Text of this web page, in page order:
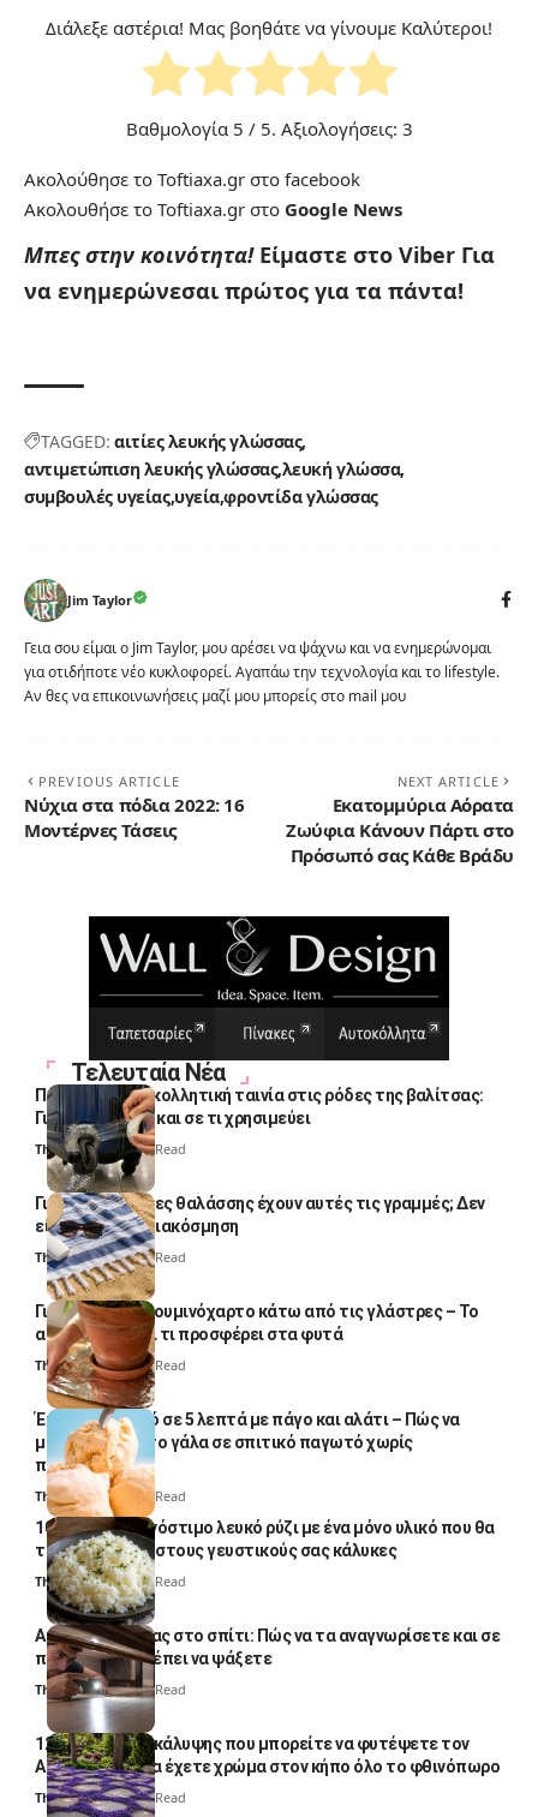
Διάλεξε αστέρια! Μας βοηθάτε να γίνουμε Καλύτεροι!
Βαθμολογία 5 / 5. Αξιολογήσεις: 3
Ακολούθησε το Toftiaxa.gr στο facebook
Ακολουθήσε το Toftiaxa.gr στο Google News
Μπες στην κοινότητα! Είμαστε στο Viber Για
να ενημερώνεσαι πρώτος για τα πάντα!
TAGGED: αιτίες λευκής γλώσσας
αντιμετώπιση λευκής γλώσσαςλευκή γλώσσα
συμβουλές υγείας υγείαφροντίδα γλώσσας
Jim Taylor
Γεια σου είμαι ο Jim Taylor, μου αρέσει να ψάχνω και να ενημερώνομαι
για οτιδήποτε νέο κυκλοφορεί. Αγαπάω την τεχνολογία και το lifestyle.
Αν θες να επικοινωνήσεις μαζί μου μπορείς στο mail μου
PREVIOUS ARTICLE
Νύχια στα πόδια 2022: 16
Μοντέρνες Τάσεις
NEXT ARTICLE
Εκατομμύρια Αόρατα
Ζωύφια Κάνουν Πάρτι στο
Πρόσωπό σας Κάθε Βράδυ
Τελευταία Νέα
Πολλοί βάζουν κολλητική ταινία στις ρόδες της βαλίτσας:
Γιατί το κάνουν και σε τι χρησιμεύει
Thali Ombre4 Min Read
Γιατί οι πετσέτες θαλάσσης έχουν αυτές τις γραμμές; Δεν
είναι μόνο για διακόσμηση
Thali Ombre5 Min Read
Γιατί βάζουν αλουμινόχαρτο κάτω από τις γλάστρες – Το
απλό κόλπο και τι προσφέρει στα φυτά
Thali Ombre4 Min Read
Έτοιμο παγωτό σε 5 λεπτά με πάγο και αλάτι – Πώς να
μετατρέψετε το γάλα σε σπιτικό παγωτό χωρίς
παγωτομηχανή
Thali Ombre 4 Min Read
10 φορές ποιο νόστιμο λευκό ρύζι με ένα μόνο υλικό που θα
το απογειώσει στους γευστικούς σας κάλυκες
Thali Ombre4 Min Read
Αυγά κατσαρίδας στο σπίτι: Πώς να τα αναγνωρίσετε και σε
ποια σημεία πρέπει να ψάξετε
Thali Ombre4 Min Read
12 φυτά εδαφοκάλυψης που μπορείτε να φυτέψετε τον
Αύγουστο για να έχετε χρώμα στον κήπο όλο το φθινόπωρο
Thali Ombre7 Min Read